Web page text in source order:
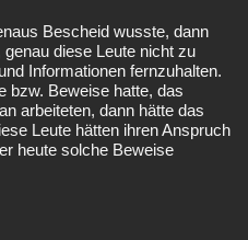
Bescheid wusste, dann
diese Leute nicht zu
Informationen fernzuhalten.
bzw. Beweise hatte, das
arbeiteten, dann hätte das
Leute hätten ihren Anspruch
heute solche Beweise